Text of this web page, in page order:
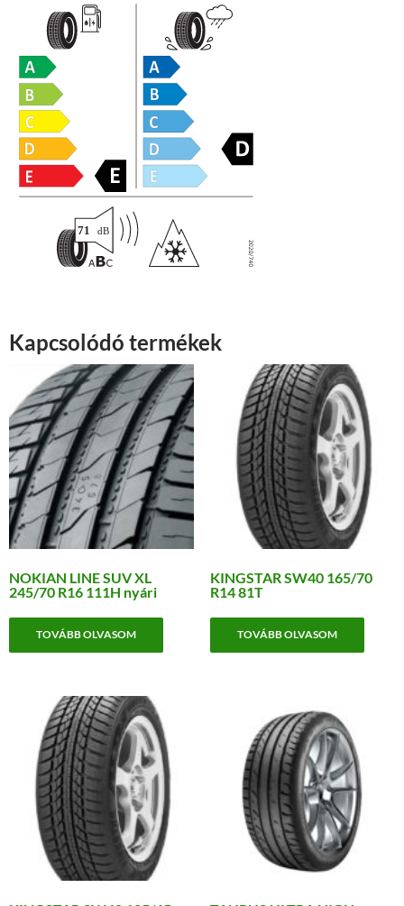
Kapcsolódó termékek
NOKIAN LINE SUV XL
245/70 R16 111H nyári
TOVÁBB OLVASOM
KINGSTAR SW40 165/70
R14 81T
TOVÁBB OLVASOM